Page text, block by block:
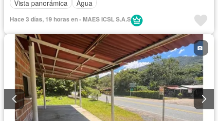
Vista panorámica
Agua
Hace 3 días, 19 horas en - MAES ICSL S.A.S